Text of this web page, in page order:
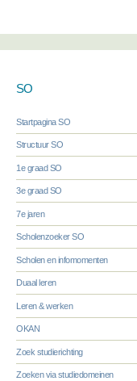
SO
Startpagina SO
Structuur SO
1e graad SO
3e graad SO
7e jaren
Scholenzoeker SO
Scholen en infomomenten
Duaal leren
Leren & werken
OKAN
Zoek studierichting
Zoeken via studiedomeinen